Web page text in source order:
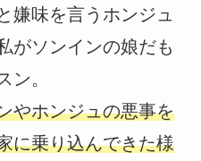
嫌味を言うホンジュ
がソンインの娘だも
ン。
やホンジュの悪事を
に乗り込んできた様